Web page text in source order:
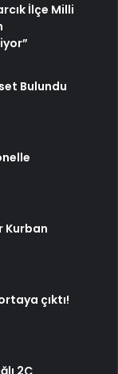
İlçe Milli
Bulundu
Kurban
çıktı!
2Ç